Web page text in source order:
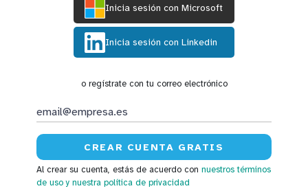
Inicia sesión con Microsoft
Inicia sesión con Linkedin
o regístrate con tu correo electrónico
Al crear su cuenta, estás de acuerdo con nuestros términos
de uso y nuestra política de privacidad